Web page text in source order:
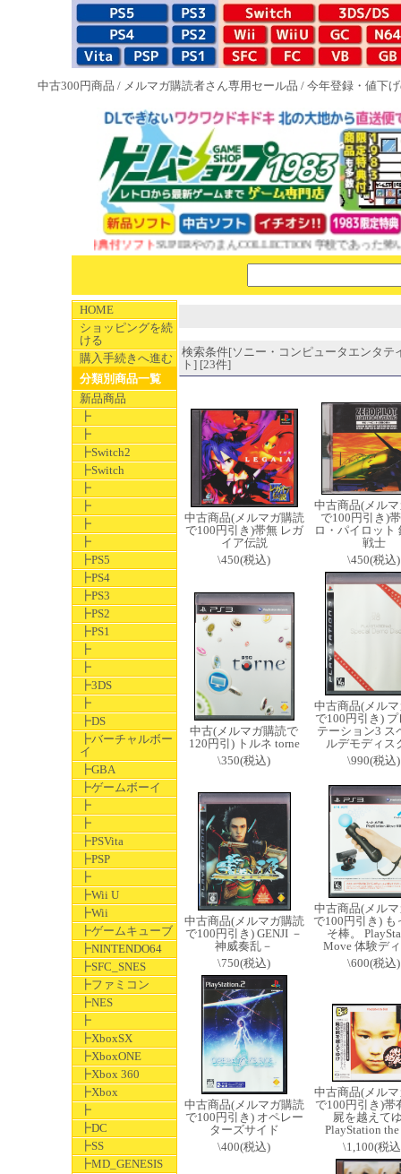
中古300円商品 / メルマガ購読者さん専用セール品 / 今年登録・値下
1983特典付ソフトSUPERやのまんCOLLECTION 学校であった怖い話
HOME
ショッピングを続
ける
購入手続きへ進む
分類別商品一覧
新品商品
┣
┣
┣Switch2
┣Switch
┣
┣
┣
┣
┣PS5
┣PS4
┣PS3
┣PS2
┣PS1
┣
┣
┣3DS
┣
┣DS
┣バーチャルボー
イ
┣GBA
┣ゲームボーイ
┣
┣
┣PSVita
┣PSP
┣
┣Wii U
┣Wii
┣ゲームキューブ
┣NINTENDO64
┣SFC_SNES
┣ファミコン
┣NES
┣
┣XboxSX
┣XboxONE
┣Xbox 360
┣Xbox
┣
┣DC
┣SS
┣MD_GENESIS
検索条件[ソニー・コンピュータエンタテ
ト] [23件]
中古商品(メルマガ購読
で100円引き)帯無 レガ
イア伝説
\450(税込)
中古商品(メル
で100円引き)
ロ・パイロット
戦士
\450(税込)
中古(メルマガ購読で
120円引) トルネ torne
\350(税込)
中古商品(メル
で100円引き)
テーション3 ス
ルデモディス
\990(税込)
中古商品(メルマガ購読
で100円引き) GENJI －
神威奏乱－
\750(税込)
中古商品(メル
で100円引き) も
そ棒。
Move 体験デ
\600(税込)
中古商品(メルマガ購読
で100円引き) オペレー
ターズサイド
\400(税込)
中古商品(メル
で100円引き)帯
屍を越えて
PlayStation the
\1,100(税